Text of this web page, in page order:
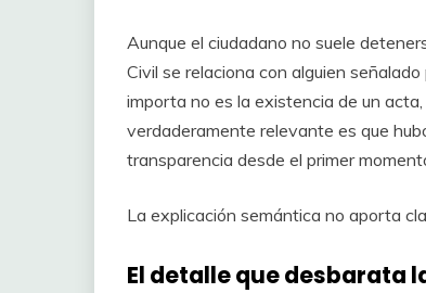
Aunque el ciudadano no suele
Civil se relaciona con alguien
importa no es la existencia de un
verdaderamente relevante es que
transparencia desde el primer
La explicación semántica no aporta
El detalle que desbarata